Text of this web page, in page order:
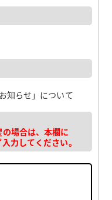
知らせ」について
場合は、本欄に
力してください。